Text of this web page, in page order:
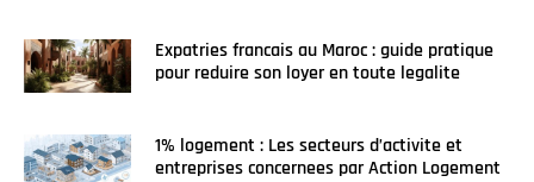
Expatries francais au Maroc : guide pratique
pour reduire son loyer en toute legalite
1% logement : Les secteurs d’activite et
entreprises concernees par Action Logement